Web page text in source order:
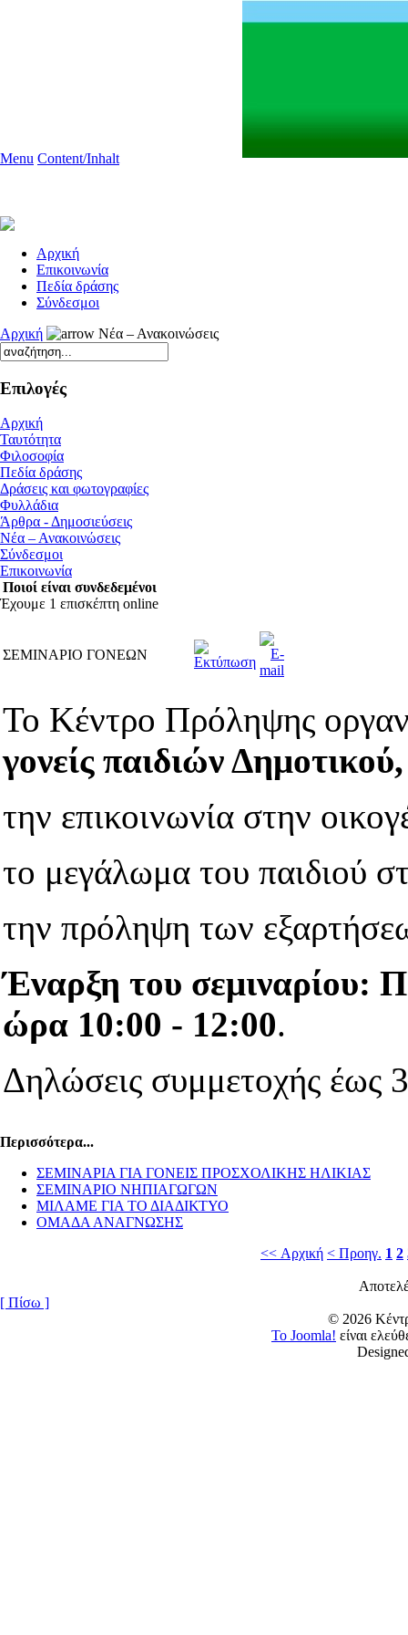
Menu Content/Inhalt
Aρχική
Επικοινωνία
Πεδία δράσης
Σύνδεσμοι
Αρχική
Νέα – Ανακοινώσεις
Επιλογές
Αρχική
Ταυτότητα
Φιλοσοφία
Πεδία δράσης
Δράσεις και φωτογραφίες
Φυλλάδια
Άρθρα - Δημοσιεύσεις
Νέα – Ανακοινώσεις
Σύνδεσμοι
Επικοινωνία
Ποιοί είναι συνδεδεμένοι
Έχουμε 1 επισκέπτη online
ΣΕΜΙΝΑΡΙΟ ΓΟΝΕΩΝ
Το Κέντρο Πρόληψης
γονείς παιδιών
την επικοινωνία στην
το μεγάλωμα του παιδιού
την πρόληψη των
Έναρξη του σεμιναρίου:
ώρα 10:00 - 12:00.
Δηλώσεις συμμετοχής έως
Περισσότερα...
ΣΕΜΙΝΑΡΙΑ ΓΙΑ ΓΟΝΕΙΣ ΠΡΟΣΧΟΛΙΚΗΣ ΗΛΙΚΙΑΣ
ΣΕΜΙΝΑΡΙΟ ΝΗΠΙΑΓΩΓΩΝ
ΜΙΛΑΜΕ ΓΙΑ ΤΟ ΔΙΑΔΙΚΤΥΟ
ΟΜΑΔΑ ΑΝΑΓΝΩΣΗΣ
<< Αρχική < Προηγ. 1 2
[ Πίσω ]
© 2026
Το Joomla! είναι